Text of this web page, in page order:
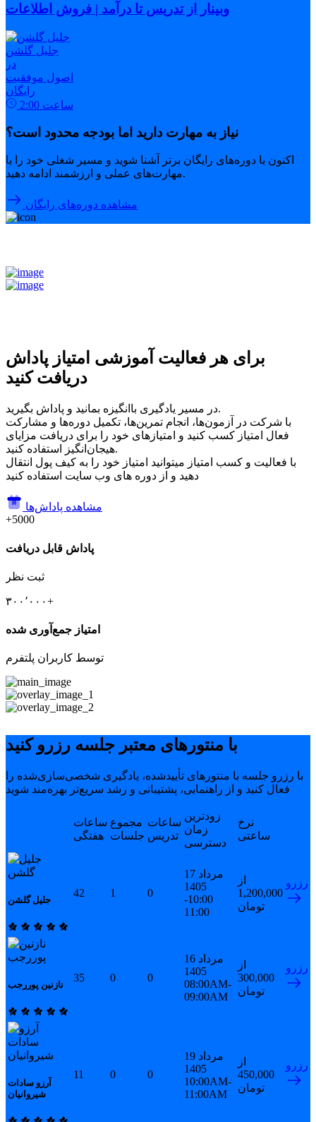
وبینار از تدریس تا درآمد | فروش اطلاعات
جلیل گلشن
در
اصول موفقیت
رایگان
2:00 ساعت
نیاز به مهارت دارید اما بودجه محدود است؟
اکنون با دوره‌های رایگان برتر آشنا شوید و مسیر شغلی خود را با
مهارت‌های عملی و ارزشمند ادامه دهید.
مشاهده دوره‌های رایگان
برای هر فعالیت آموزشی امتیاز پاداش
دریافت کنید
در مسیر یادگیری باانگیزه بمانید و پاداش بگیرید.
با شرکت در آزمون‌ها، انجام تمرین‌ها، تکمیل دوره‌ها و مشارکت
فعال امتیاز کسب کنید و امتیازهای خود را برای دریافت مزایای
هیجان‌انگیز استفاده کنید.
با فعالیت و کسب امتیاز میتوانید امتیاز خود را به کیف پول انتقال
دهید و از دوره های وب سایت استفاده کنید
مشاهده پاداش‌ها
+5000
پاداش قابل دریافت
ثبت نظر
۳۰۰٬۰۰۰+
امتیاز جمع‌آوری شده
توسط کاربران پلتفرم
با منتورهای معتبر جلسه رزرو کنید
با رزرو جلسه با منتورهای تأییدشده، یادگیری شخصی‌سازی‌شده را
فعال کنید و از راهنمایی، پشتیبانی و رشد سریع‌تر بهره‌مند شوید
ساعات
هفتگی
مجموع
جلسات
ساعات
تدریس
زودترین
زمان
دسترسی
نرخ
ساعتی
جلیل گلشن
42 1 0
17 مرداد
1405
10:00-
11:00
از
1,200,000
تومان
رزرو
نازنین پوررجب
35 0 0
16 مرداد
1405
08:00AM-
09:00AM
از
300,000
تومان
رزرو
آرزو سادات
شیروانیان
11 0 0
19 مرداد
1405
10:00AM-
11:00AM
از
450,000
تومان
رزرو